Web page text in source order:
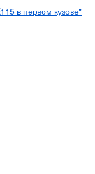
в первом кузове"